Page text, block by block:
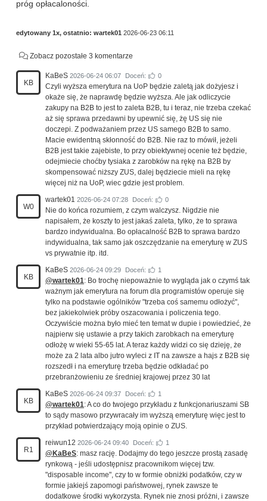
próg opłacaloności.
edytowany 1x, ostatnio: wartek01 2026-06-23 06:11
Zobacz pozostałe 3 komentarze
KB
KaBeS 2026-06-24 06:07 Doceń: 0
Czyli wyższa emerytura na UoP będzie zaletą jak dożyjesz i
okaże się, że naprawdę będzie wyższa. Ale jak odliczycie
zakupy na B2B to jest to zaleta B2B, tu i teraz, nie trzeba czekać
aż się sprawa przedawni by upewnić się, żę US się nie
doczepi. Z podważaniem przez US samego B2B to samo.
Macie ewidentną skłonność do B2B. Nie raz to mówił, jeżeli
B2B jest takie zajebiste, to przy obiektywnej ocenie też będzie,
odejmiecie choćby tysiaka z zarobków na rękę na B2B by
skompensować niższy ZUS, dalej będziecie mieli na rękę
więcej niż na UoP, wiec gdzie jest problem.
W0
wartek01 2026-06-24 07:28 Doceń: 0
Nie do końca rozumiem, z czym walczysz. Nigdzie nie
napisałem, że koszty to jest jakaś zaleta, tylko, że to sprawa
bardzo indywidualna. Bo opłacalność B2B to sprawa bardzo
indywidualna, tak samo jak oszczędzanie na emeryturę w ZUS
vs prywatnie itp. itd.
KB
KaBeS 2026-06-24 09:29 Doceń: 1
@wartek01: Bo trochę niepoważnie to wygląda jak o czymś tak
ważnym jak emerytura na forum dla programistów operuje się
tylko na podstawie ogólników "trzeba coś samemu odłożyć",
bez jakiekolwiek próby oszacowania i policzenia tego.
Oczywiście można było mieć ten temat w dupie i powiedzieć, że
najpierw się ustawie a przy takich zarobkach na emeryturę
odłożę w wieki 55-65 lat. A teraz każdy widzi co się dzieję, że
może za 2 lata albo jutro wyleci z IT na zawsze a hajs z B2B się
rozszedł i na emeryturę trzeba będzie odkładać po
przebranżowieniu ze średniej krajowej przez 30 lat
KB
KaBeS 2026-06-24 09:37 Doceń: 1
@wartek01: A co do twojego przykładu z funkcjonariuszami SB
to sądy masowo przywracały im wyższą emeryturę więc jest to
przykład potwierdzający moją opinie o ZUS.
R1
reiwun12 2026-06-24 09:40 Doceń: 1
@KaBeS: masz rację. Dodajmy do tego jeszcze prostą zasadę
rynkową - jeśli udostępnisz pracownikom więcej tzw.
"disposable income", czy to w formie obniżki podatków, czy w
formie jakiejś zapomogi państwowej, rynek zawsze te
dodatkowe środki wykorzysta. Rynek nie znosi próżni, i zawsze